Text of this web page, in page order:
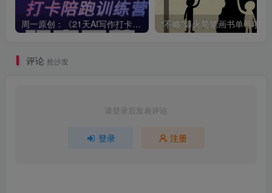
周一原创：《21天AI写作打卡陪跑训练营》全部内容讲解！（网站会员免费学习…）
评论 抢沙发
请登录后发表评论
登录 注册